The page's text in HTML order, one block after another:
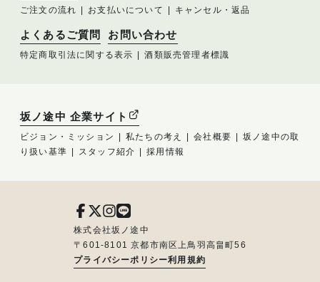
ご注文の流れ お支払いについて キャンセル・返品
よくあるご質問 お問い合わせ
特定商取引法に関する表示 酒類販売管理者標識
坂ノ途中 企業サイト
ビジョン・ミッション 私たちの考え 会社概要
坂ノ途中の取
り扱い基準
スタッフ紹介 採用情報
株式会社坂ノ途中
〒601-8101 京都市南区上鳥羽高畠町56
プライバシーポリシー利用規約